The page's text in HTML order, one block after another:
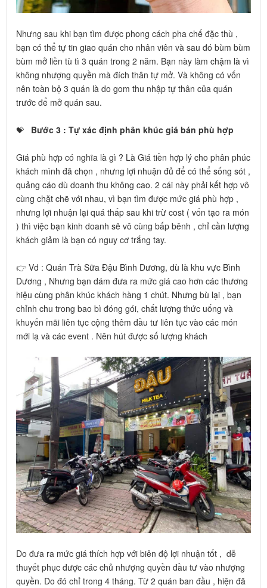
Nhưng sau khi bạn tìm được phong cách pha chế đặc thù ,
bạn có thể tự tin giao quán cho nhân viên và sau đó bùm bùm
bùm mở liền tù tì 3 quán trong 2 năm. Bạn này làm chậm là vì
không nhượng quyền mà đích thân tự mở. Và không có vốn
nên toàn bộ 3 quán là do gom thu nhập tự thân của quán
trước để mở quán sau.
💝 Bước 3 : Tự xác định phân khúc giá bán phù hợp
Giá phù hợp có nghĩa là gì ? Là Giá tiền hợp lý cho phân phúc
khách mình đã chọn , nhưng lợi nhuận đủ để có thể sống sót ,
quảng cáo dù doanh thu không cao. 2 cái này phải kết hợp vô
cùng chặt chẽ với nhau, vì bạn tìm được mức giá phù hợp ,
nhưng lợi nhuận lại quá thấp sau khi trừ cost ( vốn tạo ra món
) thì việc bạn kinh doanh sẽ vô cùng bấp bênh , chỉ cần lượng
khách giảm là bạn có nguy cơ trắng tay.
👉 Vd : Quán Trà Sữa Đậu Bình Dương, dù là khu vực Bình
Dương , Nhưng bạn dám đưa ra mức giá cao hơn các thương
hiệu cùng phân khúc khách hàng 1 chút. Nhưng bù lại , bạn
chỉnh chu trong bao bì đóng gói, chất lượng thức uống và
khuyến mãi liên tục cộng thêm đầu tư liên tục vào các món
mới lạ và các event . Nên hút được số lượng khách
Do đưa ra mức giá thích hợp với biên độ lợi nhuận tốt , dễ
thuyết phục được các chủ nhượng quyền đầu tư vào nhượng
quyền. Do đó chỉ trong 4 tháng. Từ 2 quán ban đầu , hiện đã